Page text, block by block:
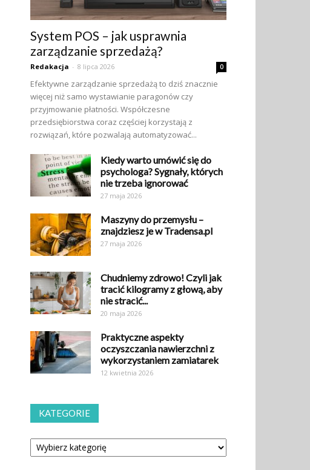
System POS – jak usprawnia
zarządzanie sprzedażą?
Redakacja - 8 lipca 2026 0
Efektywne zarządzanie sprzedażą to dziś znacznie
więcej niż samo wystawianie paragonów czy
przyjmowanie płatności. Współczesne
przedsiębiorstwa coraz częściej korzystają z
rozwiązań, które pozwalają automatyzować...
Kiedy warto umówić się do
psychologa? Sygnały, których
nie trzeba ignorować
27 maja 2026
Maszyny do przemysłu –
znajdziesz je w Tradensa.pl
27 maja 2026
Chudniemy zdrowo! Czyli jak
tracić kilogramy z głową, aby
nie stracić...
20 maja 2026
Praktyczne aspekty
oczyszczania nawierzchni z
wykorzystaniem zamiatarek
12 kwietnia 2026
KATEGORIE
Kategorie